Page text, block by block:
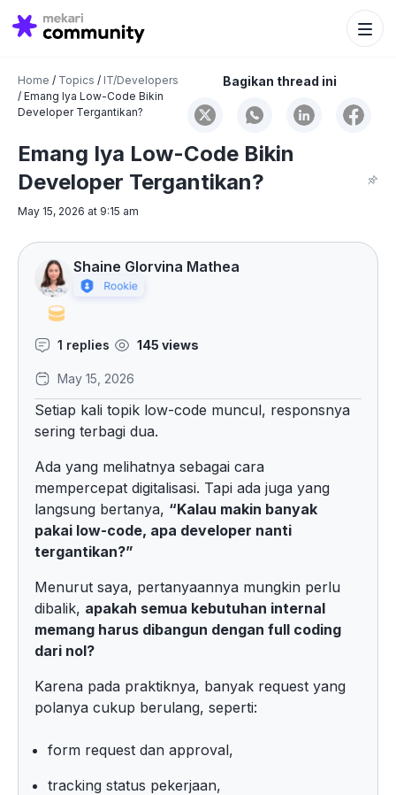
Search
for:
Search
Home / Topics / IT/Developers
/ Emang Iya Low-Code Bikin
Developer Tergantikan?
Bagikan thread ini
Emang Iya Low-Code Bikin
Developer Tergantikan?
May 15, 2026 at 9:15 am
Shaine Glorvina Mathea
1 replies 145 views
May 15, 2026
Setiap kali topik low-code muncul, responsnya
sering terbagi dua.
Ada yang melihatnya sebagai cara
mempercepat digitalisasi. Tapi ada juga yang
langsung bertanya, “Kalau makin banyak
pakai low-code, apa developer nanti
tergantikan?”
Menurut saya, pertanyaannya mungkin perlu
dibalik, apakah semua kebutuhan internal
memang harus dibangun dengan full coding
dari nol?
Karena pada praktiknya, banyak request yang
polanya cukup berulang, seperti:
form request dan approval,
tracking status pekerjaan,